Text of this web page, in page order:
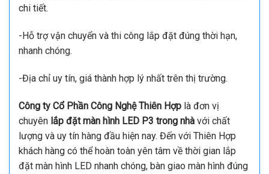
chi tiết.
-Hỗ trợ vận chuyển và thi công lắp đặt đúng thời hạn,
nhanh chóng.
-Địa chỉ uy tín, giá thành hợp lý nhất trên thị trường.
Công ty Cổ Phần Công Nghệ Thiên Hợp là đơn vị
chuyên lắp đặt màn hình LED P3 trong nhà với chất
lượng và uy tín hàng đầu hiện nay. Đến với Thiên Hợp
khách hàng có thể hoàn toàn yên tâm về thời gian lắp
đặt màn hình LED nhanh chóng, bàn giao màn hình đúng